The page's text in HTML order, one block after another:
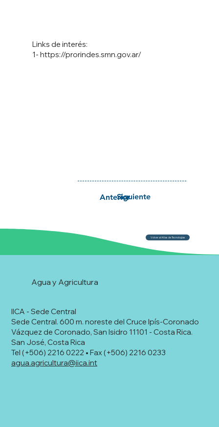
1-https://prorindes.smn.gov.ar/
Links de interés:
Siguiente
Anterior
Volver al Atlas de Tecnologías
IICA - Sede Central
Sede Central. 600 m. noreste del Cruce Ipís-Coronado
Vázquez de Coronado, San Isidro 11101 - Costa Rica.
San José, Costa Rica
Tel (+506) 2216 0222 • Fax (+506) 2216 0233
agua.agricultura@iica.int
Agua y Agricultura